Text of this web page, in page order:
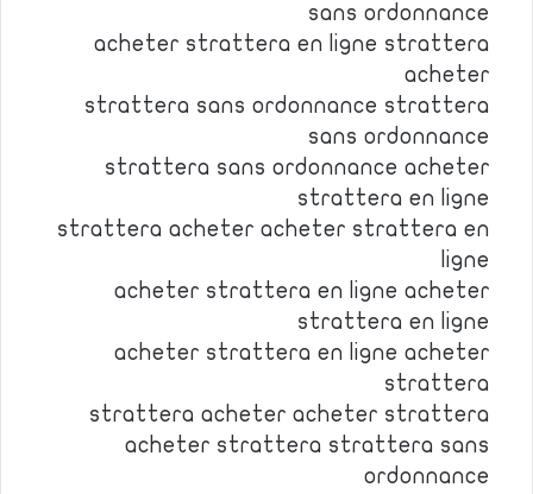
sans ordonnance
acheter strattera en ligne strattera
acheter
strattera sans ordonnance strattera
sans ordonnance
strattera sans ordonnance acheter
strattera en ligne
strattera acheter acheter strattera en
ligne
acheter strattera en ligne acheter
strattera en ligne
acheter strattera en ligne acheter
strattera
strattera acheter acheter strattera
acheter strattera strattera sans
ordonnance